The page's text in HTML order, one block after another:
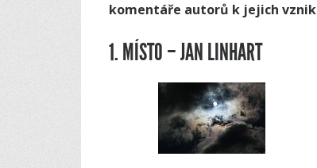
komentáře autorů k jejich
1. MÍSTO – JAN LINHART